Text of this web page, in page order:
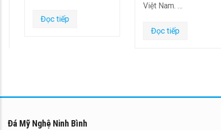
Đọc tiếp
Việt Nam. …
Đọc tiếp
Đá Mỹ Nghệ Ninh Bình